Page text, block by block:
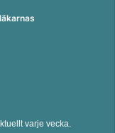
varje vecka.